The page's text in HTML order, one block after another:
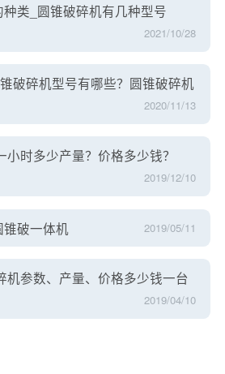
类_圆锥破碎机有几种型号
2021/10/28
破碎机型号有哪些？圆锥破碎机
2020/11/13
小时多少产量？价格多少钱？
2019/12/10
破一体机 2019/05/11
机参数、产量、价格多少钱一台
2019/04/10